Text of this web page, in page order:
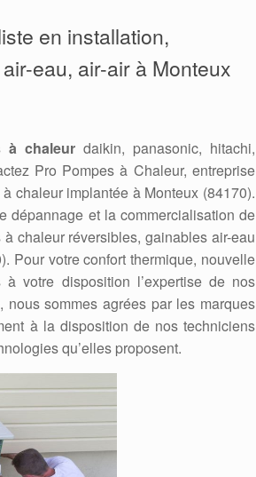
en installation,
eau, air-air à Monteux
à chaleurdaikin, panasonic, hitachi,
Pro Pompes à Chaleur, entreprise
chaleur implantée à Monteux (84170).
dépannage et la commercialisation de
chaleur réversibles, gainables air-eau
Pour votre confort thermique, nouvelle
votre disposition l’expertise de nos
sommes agrées par les marques
à la disposition de nos techniciens
qu’elles proposent.